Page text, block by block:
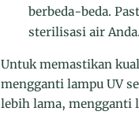
berbeda-beda.
sterilisasi air Anda.
Untuk memastikan
mengganti lampu UV
lebih lama, mengganti